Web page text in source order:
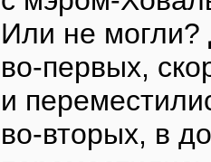
Или не могли?
во-первых,
и
во-вторых, в